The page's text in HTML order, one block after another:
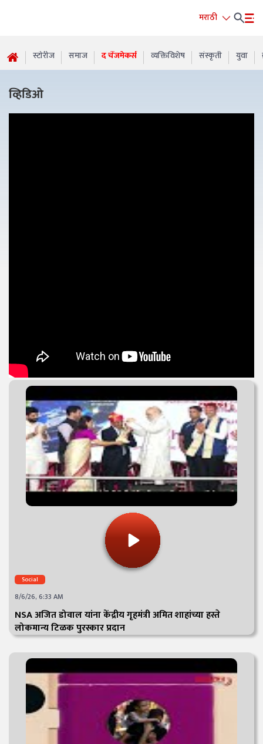
मराठी
स्टोरीज समाज द चेंजमेकर्स व्यक्तिविशेष संस्कृती युवा
व्हिडिओ
Social
8/6/26, 6:33 AM
NSA अजित डोवाल यांना केंद्रीय गृहमंत्री अमित शाहांच्या हस्ते
लोकमान्य टिळक पुरस्कार प्रदान